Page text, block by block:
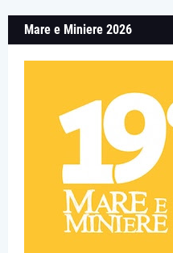
Mare e Miniere 2026